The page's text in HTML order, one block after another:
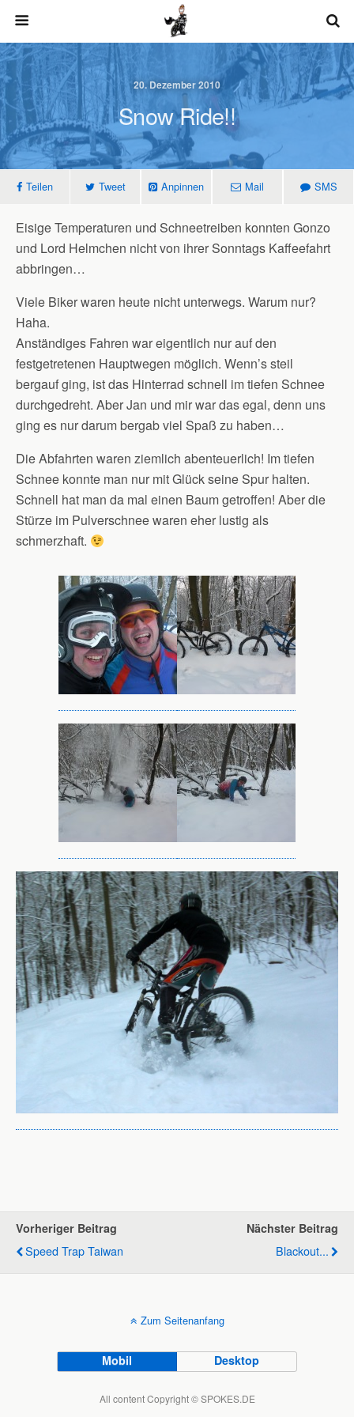
20. Dezember 2010
Snow Ride!!
Teilen Tweet Anpinnen Mail SMS
Eisige Temperaturen und Schneetreiben konnten Gonzo
und Lord Helmchen nicht von ihrer Sonntags Kaffeefahrt
abbringen…
Viele Biker waren heute nicht unterwegs. Warum nur?
Haha.
Anständiges Fahren war eigentlich nur auf den
festgetretenen Hauptwegen möglich. Wenn’s steil
bergauf ging, ist das Hinterrad schnell im tiefen Schnee
durchgedreht. Aber Jan und mir war das egal, denn uns
ging es nur darum bergab viel Spaß zu haben…
Die Abfahrten waren ziemlich abenteuerlich! Im tiefen
Schnee konnte man nur mit Glück seine Spur halten.
Schnell hat man da mal einen Baum getroffen! Aber die
Stürze im Pulverschnee waren eher lustig als
schmerzhaft.
Vorheriger Beitrag
Speed Trap Taiwan
Nächster Beitrag
Blackout...
Zum Seitenanfang
Mobil Desktop
All content Copyright © SPOKES.DE